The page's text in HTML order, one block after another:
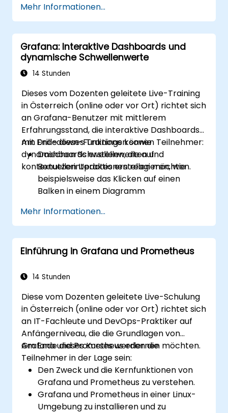
Prometheus, InfluxDB und ElasticSearch
zu konfigurieren und anzubinden.
Dashboards und Diagramme zu erstellen,
zu verwalten und anzupassen.
Variablen und Abfragen für dynamische
Dashboards zu verwenden.
über Grafana einzurichten.
Plugins zu installieren und zu verwalten,
um die Funktionalität von Grafana zu
erweitern.
Mehr Informationen...
Grafana: Interaktive Dashboards und
dynamische Schwellenwerte
14 Stunden
Dieses vom Dozenten geleitete Live-Training
in Österreich (online oder vor Ort) richtet sich
an Grafana-Benutzer mit mittlerem
Erfahrungsstand, die interaktive Dashboards
mit Drill-down-Funktionen sowie
dynamischen Schwellenwerten und
kontextuellen Updates erstellen möchten.
Am Ende dieses Trainings können Teilnehmer:
Dashboards erstellen, die auf
Benutzerinteraktionen reagieren, wie
beispielsweise das Klicken auf einen
Balken in einem Diagramm
direkt vor Ort aktualisiert werden (ohne
neue Registerkarten)
Tortendiagramme und detaillierte Panels
basierend auf Auswahlfiltern
Dynamische Schwellenwerte verwenden,
Echtzeitdaten reagieren
Mehr Informationen...
Einführung in Grafana und Prometheus
14 Stunden
Diese vom Dozenten geleitete Live-Schulung
in Österreich (online oder vor Ort) richtet sich
an IT-Fachleute und DevOps-Praktiker auf
Anfängerniveau, die die Grundlagen von
Grafana und Prometheus erlernen möchten.
Am Ende dieses Kurses werden die
Teilnehmer in der Lage sein:
Den Zweck und die Kernfunktionen von
Grafana und Prometheus zu verstehen.
Grafana und Prometheus in einer Linux-
Umgebung zu installieren und zu